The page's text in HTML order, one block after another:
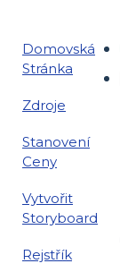
Domovská
Stránka
Zdroje
Stanovení
Ceny
Vytvořit
Storyboard
Rejstřík